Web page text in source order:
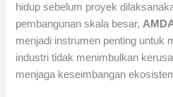
hidup sebelum proyek
pembangunan skala besar,
menjadi instrumen penting untuk
industri tidak menimbulkan
menjaga keseimbangan